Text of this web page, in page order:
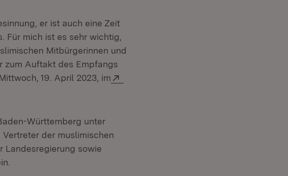
er ist auch eine Zeit
Für mich ist es sehr wichtig,
Mitbürgerinnen und
zum Auftakt des Empfangs
19. April 2023, im
Württemberg unter
der muslimischen
Landesregierung sowie